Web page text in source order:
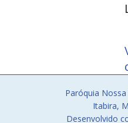
Paróquia
Itabira,
Desenvolvido